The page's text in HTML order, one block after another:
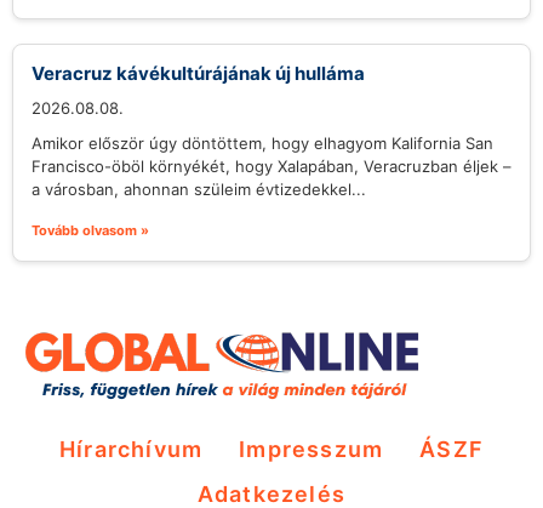
Veracruz kávékultúrájának új hulláma
2026.08.08.
Amikor először úgy döntöttem, hogy elhagyom Kalifornia San
Francisco-öböl környékét, hogy Xalapában, Veracruzban éljek –
a városban, ahonnan szüleim évtizedekkel...
Tovább olvasom »
Hírarchívum Impresszum
ÁSZF
Adatkezelés